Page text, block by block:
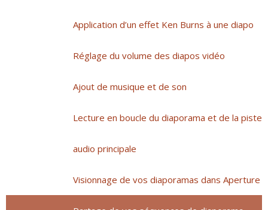
Application d’un effet Ken Burns à une diapo
Réglage du volume des diapos vidéo
Ajout de musique et de son
Lecture en boucle du diaporama et de la piste
audio principale
Visionnage de vos diaporamas dans Aperture